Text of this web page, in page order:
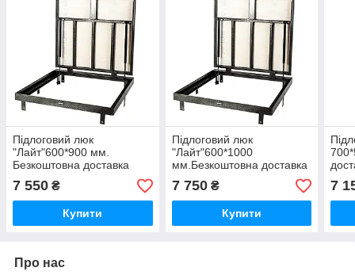
Підлоговий люк
"Лайт"600*900 мм.
Безкоштовна доставка
7 550 ₴
Купити
Підлоговий люк
"Лайт"600*1000
мм.Безкоштовна доставка
7 750₴
Купити
7
Про нас